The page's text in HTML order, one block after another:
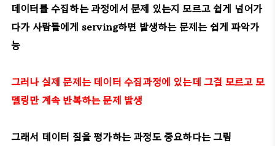
데이터를 수집하는 과정에서 문제 있는지 모르고 쉽게 넘어가
다가 사람들에게 serving하면 발생하는 문제는 쉽게 파악가
능
그러나 실제 문제는 데이터 수집과정에 있는데 그걸 모르고 모
델링만 계속 반복하는 문제 발생
그래서 데이터 질을 평가하는 과정도 중요하다는 그림